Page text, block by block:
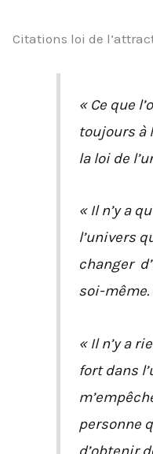
Citations loi de
« Ce que
toujours à
la loi de
« Il n’y a
l’univers
changer
soi-même.
« Il n’y a
fort dans
personne